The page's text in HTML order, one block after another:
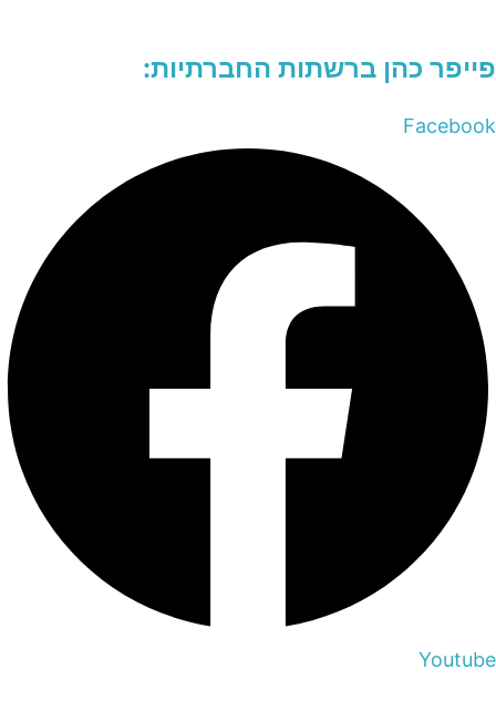
פייפר כהן ברשתות החברתיות:
Facebook
Youtube